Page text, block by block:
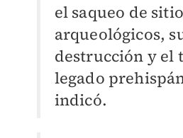
el saqueo de
arqueológicos,
destrucción y el
legado
indicó.